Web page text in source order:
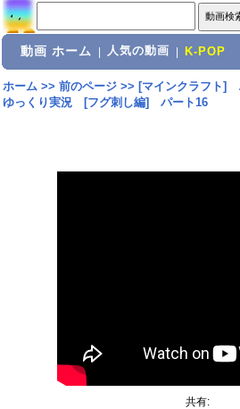
動画 ホーム 人気の動画 K-POP
ホーム>> 前のページ>> [マインクラフト]
ゆっくり実況 [フグ刺し編] パート16
共有: